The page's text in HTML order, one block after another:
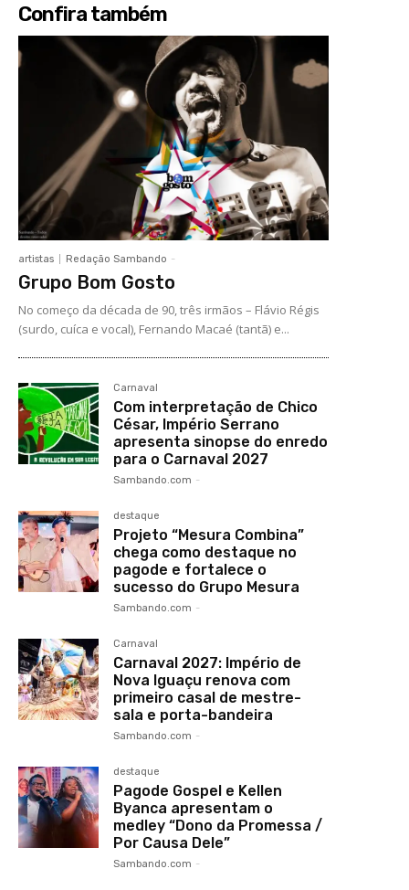
Confira também
artistas Redação Sambando -
Grupo Bom Gosto
No começo da década de 90, três irmãos – Flávio Régis
(surdo, cuíca e vocal), Fernando Macaé (tantã) e...
Carnaval
Com interpretação de Chico
César, Império Serrano
apresenta sinopse do enredo
para o Carnaval 2027
Sambando.com -
destaque
Projeto “Mesura Combina”
chega como destaque no
pagode e fortalece o
sucesso do Grupo Mesura
Sambando.com -
Carnaval
Carnaval 2027: Império de
Nova Iguaçu renova com
primeiro casal de mestre-
sala e porta-bandeira
Sambando.com -
destaque
Pagode Gospel e Kellen
Byanca apresentam o
medley “Dono da Promessa /
Por Causa Dele”
Sambando.com -